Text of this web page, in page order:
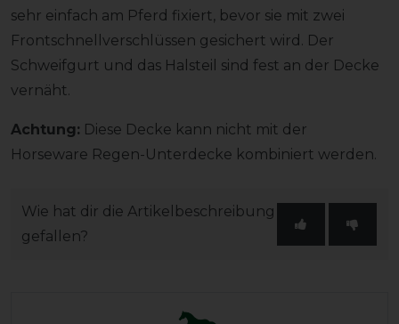
sehr einfach am Pferd fixiert, bevor sie mit zwei
Frontschnellverschlüssen gesichert wird. Der
Schweifgurt und das Halsteil sind fest an der Decke
vernäht.
Achtung: Diese Decke kann nicht mit der
Horseware Regen-Unterdecke kombiniert werden.
Wie hat dir die Artikelbeschreibung
gefallen?